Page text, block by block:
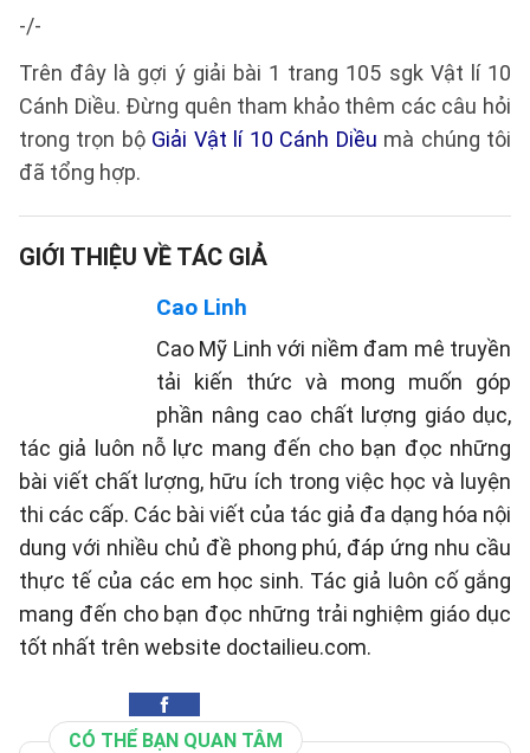
-/-
Trên đây là gợi ý giải bài 1 trang 105 sgk Vật lí 10
Cánh Diều. Đừng quên tham khảo thêm các câu hỏi
trong trọn bộ Giải Vật lí 10 Cánh Diều mà chúng tôi
đã tổng hợp.
GIỚI THIỆU VỀ TÁC GIẢ
Cao Linh
Cao Mỹ Linh với niềm đam mê truyền
tải kiến thức và mong muốn góp
phần nâng cao chất lượng giáo dục,
tác giả luôn nỗ lực mang đến cho bạn đọc những
bài viết chất lượng, hữu ích trong việc học và luyện
thi các cấp. Các bài viết của tác giả đa dạng hóa nội
dung với nhiều chủ đề phong phú, đáp ứng nhu cầu
thực tế của các em học sinh. Tác giả luôn cố gắng
mang đến cho bạn đọc những trải nghiệm giáo dục
tốt nhất trên website doctailieu.com.
CÓ THỂ BẠN QUAN TÂM